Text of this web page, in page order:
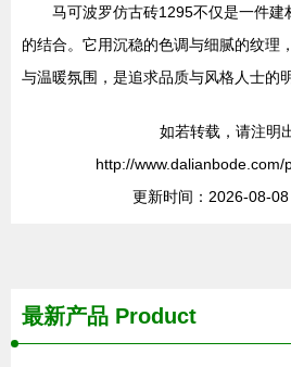
马可波罗仿古砖1295不仅是一件建
的结合。它用沉稳的色调与细腻的纹理
与温暖氛围，是追求品质与风格人士的
如若转载，请注明
http://www.dalianbode.com/
更新时间：2026-08-08
最新产品 Product